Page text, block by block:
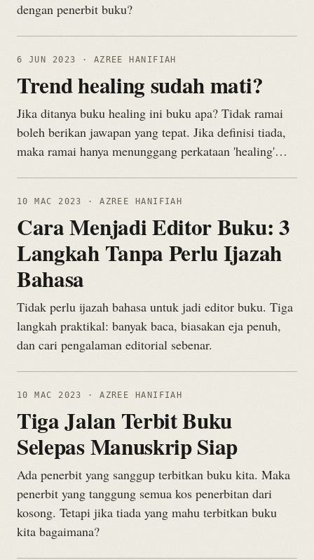
dengan penerbit buku?
6 JUN 2023 · AZREE HANIFIAH
Trend healing sudah mati?
Jika ditanya buku healing ini buku apa? Tidak ramai
boleh berikan jawapan yang tepat. Jika definisi tiada,
maka ramai hanya menunggang perkataan 'healing'…
10 MAC 2023 · AZREE HANIFIAH
Cara Menjadi Editor Buku: 3
Langkah Tanpa Perlu Ijazah
Bahasa
Tidak perlu ijazah bahasa untuk jadi editor buku. Tiga
langkah praktikal: banyak baca, biasakan eja penuh,
dan cari pengalaman editorial sebenar.
10 MAC 2023 · AZREE HANIFIAH
Tiga Jalan Terbit Buku
Selepas Manuskrip Siap
Ada penerbit yang sanggup terbitkan buku kita. Maka
penerbit yang tanggung semua kos penerbitan dari
kosong. Tetapi jika tiada yang mahu terbitkan buku
kita bagaimana?